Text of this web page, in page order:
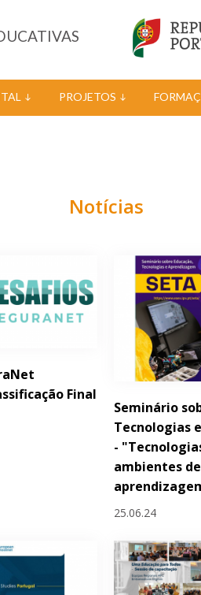
PROJETOS
Notícias
Final
Seminário
Tecnologias
-
ambientes de
25.06.24